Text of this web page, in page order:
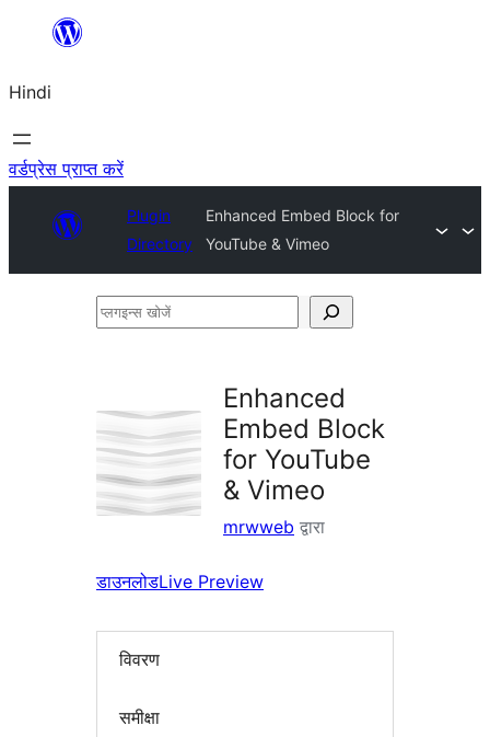
सामग्री
जाएं
Hindi
वर्डप्रेस प्राप्त करें
Plugin
Directory
Enhanced Embed Block for
YouTube & Vimeo
प्लगइन्स
Enhanced
Embed Block
for YouTube
& Vimeo
mrwweb द्वारा
डाउनलोडLive Preview
विवरण
समीक्षा